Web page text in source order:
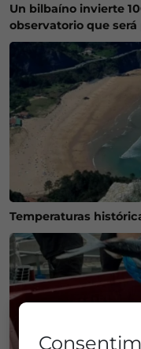
Un bilbaíno invierte
observatorio que
Temperaturas